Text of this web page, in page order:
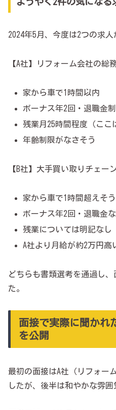
2024年5月、今度は2つの求人
【A社】リフォーム会社の総
家から車で1時間以内
ボーナス年2回・退職金
残業月25時間程度（ここ
年齢制限がなさそう
【B社】大手買い取りチェー
家から車で1時間超えそう
ボーナス年2回・退職金
残業については明記なし
A社より月給が約2万円高
どちらも書類選考を通過し
た。
面接で実際に聞かれ
を公開
最初の面接はA社（リフォー
したが、後半は和やかな雰囲